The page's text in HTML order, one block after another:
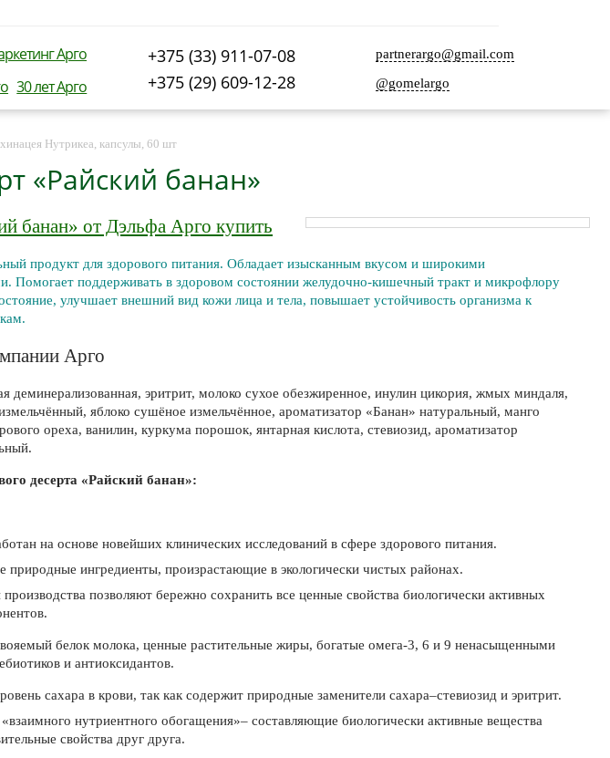
Арго
30 лет Арго
partnerargo@gmail.com
@gomelargo
+375 (33) 911-07-08
+375 (29) 609-12-28
Нутрикеа, капсулы, 60 шт
«Райский банан»
банан» от Дэльфа Арго купить
продукт для здорового питания. Обладает изысканным вкусом и широкими
Помогает поддерживать в здоровом состоянии желудочно-кишечный тракт и микрофлору
улучшает внешний вид кожи лица и тела, повышает устойчивость организма к
Арго
деминерализованная, эритрит, молоко сухое обезжиренное, инулин цикория, жмых миндаля,
яблоко сушёное измельчённое, ароматизатор «Банан» натуральный, манго
ореха, ванилин, куркума порошок, янтарная кислота, стевиозид, ароматизатор
десерта «Райский банан»:
на основе новейших клинических исследований в сфере здорового питания.
природные ингредиенты, произрастающие в экологически чистых районах.
позволяют бережно сохранить все ценные свойства биологически активных
белок молока, ценные растительные жиры, богатые омега-3, 6 и 9 ненасыщенными
и антиоксидантов.
сахара в крови, так как содержит природные заменители сахара–стевиозид и эритрит.
нутриентного обогащения»– составляющие биологически активные вещества
свойства друг друга.